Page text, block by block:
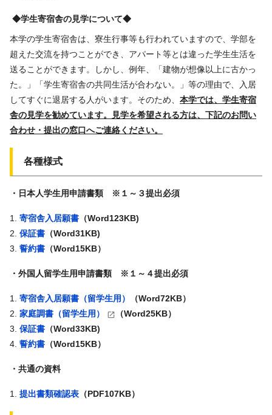
◆学生寄宿舎の見学について◆
本学の学生寄宿舎は、寮生行事等も行われていますので、学部を
超えた交流を持つことができ、アパート等とは違った学生生活を
送ることができます。しかし、例年、「建物が想像以上に古かっ
た。」「学生寄宿舎の共同生活が合わない。」等の理由で、入居
してすぐに退居する人がいます。そのため、 本学では、学生寄宿
舎の見学を勧めています。見学を希望される方は、下記のお問い
合わせ・提出の窓口へご連絡ください。
各種様式
・日本人学生用申請書類 ※１～３提出必須
寄宿舎入居願書 （Word123KB)
保証書 （Word31KB)
誓約書 （Word15KB）
・外国人留学生用申請書類 ※１～４提出必須
寄宿舎入居願書（留学生用）
（Word72KB）
家庭調書（留学生用 ）
（Word25KB）
保証書 （Word33KB)
誓約書 （Word15KB）
・共通の資料
提出書類確認表 （PDF107KB）